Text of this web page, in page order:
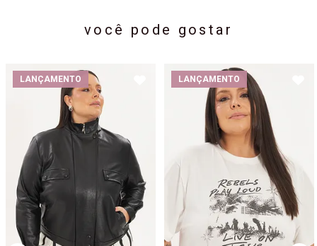
você pode gostar
LANÇAMENTO LANÇAMENTO